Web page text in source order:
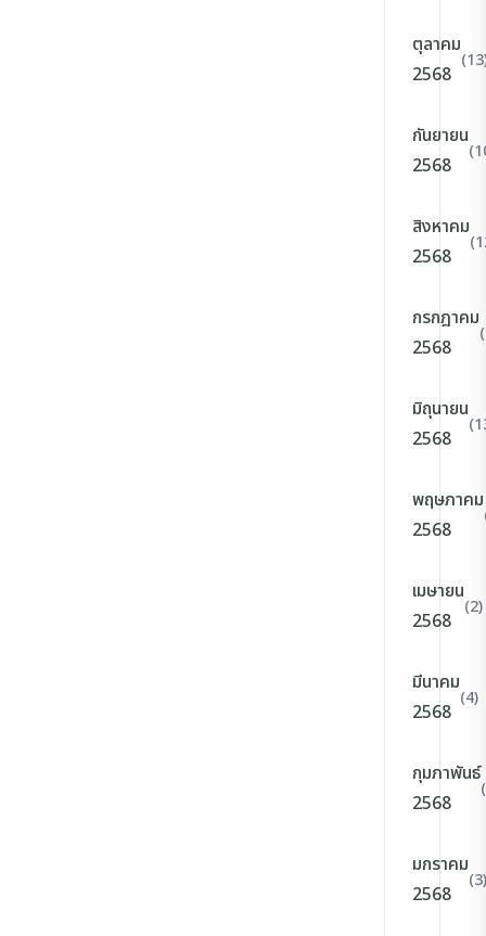
ตุลาคม
2568
กันยายน
2568
สิงหาคม
2568
กรกฎาคม
2568
มิถุนายน
2568
พฤษภาคม
2568
เมษายน
2568
(2)
มีนาคม
2568
(4)
กุมภาพันธ์
2568
มกราคม
2568
(3)